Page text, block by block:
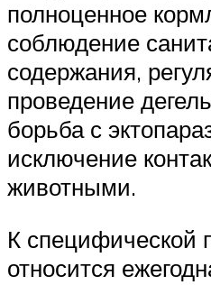
полноценное
соблюдение
содержания,
проведение
борьба с
исключение
животными.
К специфической
относится